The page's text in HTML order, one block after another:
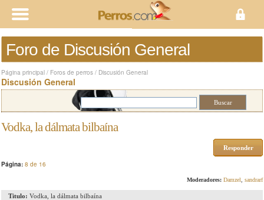
Foro de Discusión General
Página principal / Foros de perros / Discusión General
Discusión General
Vodka, la dálmata bilbaína
Responder
Página: 8 de 16
Moderadores: Damzel sandrarf
Titulo: Vodka, la dálmata bilbaína